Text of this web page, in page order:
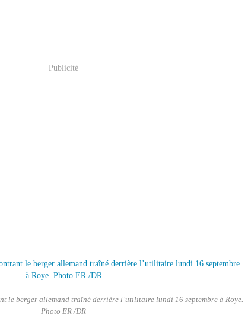
Publicité
le berger allemand traîné derrière l’utilitaire lundi 16 septembre à Roye.
Photo ER /DR